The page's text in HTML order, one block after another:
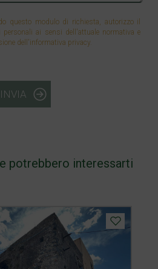
questo modulo di richiesta, autorizzo il
ai sensi dell'attuale normativa e
dell'informativa privacy.
INVIA
potrebbero interessarti